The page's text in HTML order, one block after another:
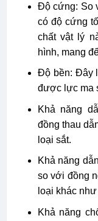
Độ cứng: So
có độ cứng
chất vật lý
hình, mang
Độ bền: Đây
được lực ma
Khả năng
đồng thau
loại sắt.
Khả năng
so với đồng
loại khác
Khả năng